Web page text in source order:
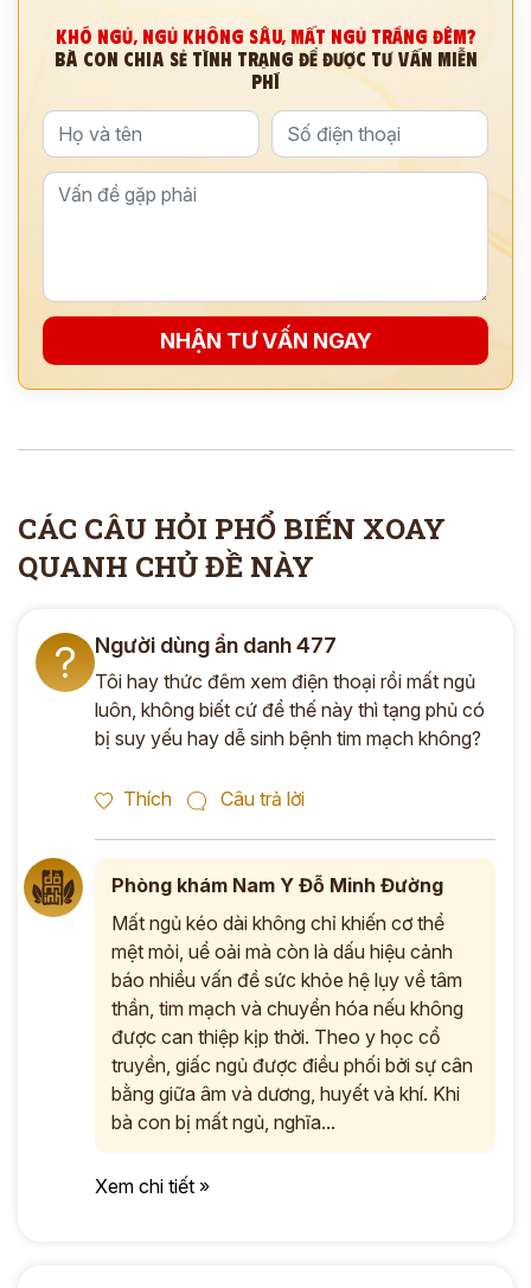
KHÓ NGỦ, NGỦ KHÔNG SÂU, MẤT NGỦ TRẮNG ĐÊM?
BÀ CON CHIA SẺ TÌNH TRẠNG ĐỂ ĐƯỢC TƯ VẤN MIỄN
PHÍ
NHẬN TƯ VẤN NGAY
CÁC CÂU HỎI PHỔ BIẾN XOAY
QUANH CHỦ ĐỀ NÀY
? Người dùng ẩn danh 477
Tôi hay thức đêm xem điện thoại rồi mất ngủ
luôn, không biết cứ để thế này thì tạng phủ có
bị suy yếu hay dễ sinh bệnh tim mạch không?
Thích Câu trả lời
Phòng khám Nam Y Đỗ Minh Đường
Mất ngủ kéo dài không chỉ khiến cơ thể
mệt mỏi, uể oải mà còn là dấu hiệu cảnh
báo nhiều vấn đề sức khỏe hệ lụy về tâm
thần, tim mạch và chuyển hóa nếu không
được can thiệp kịp thời. Theo y học cổ
truyền, giấc ngủ được điều phối bởi sự cân
bằng giữa âm và dương, huyết và khí. Khi
bà con bị mất ngủ, nghĩa...
Xem chi tiết »
*
ĐĂNG KÝ TƯ VẤN »
ĐĂNG KÝ ĐẾN KHÁM TRỰC TIẾP